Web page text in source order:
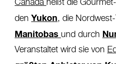
Canada heißt die
den Yukon, die
Manitobas und durch
Veranstaltet wird sie von